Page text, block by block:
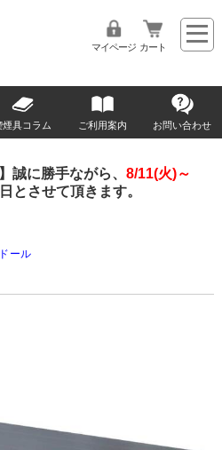
マイページ カート
煙具コラム ご利用案内 お問い合わせ
誠に勝手ながら、 8/11(火)～
とさせて頂きます。
ール